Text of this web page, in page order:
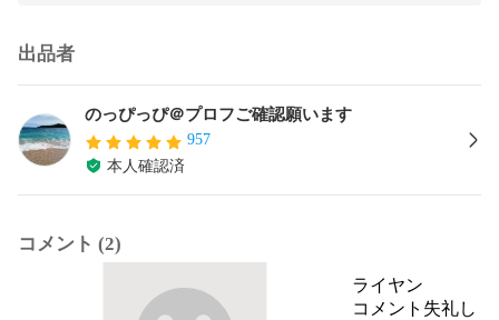
出品者
のっぴっぴ＠プロフご確認願います
957
本人確認済
コメント (2)
ライヤン￼
コメント失礼し